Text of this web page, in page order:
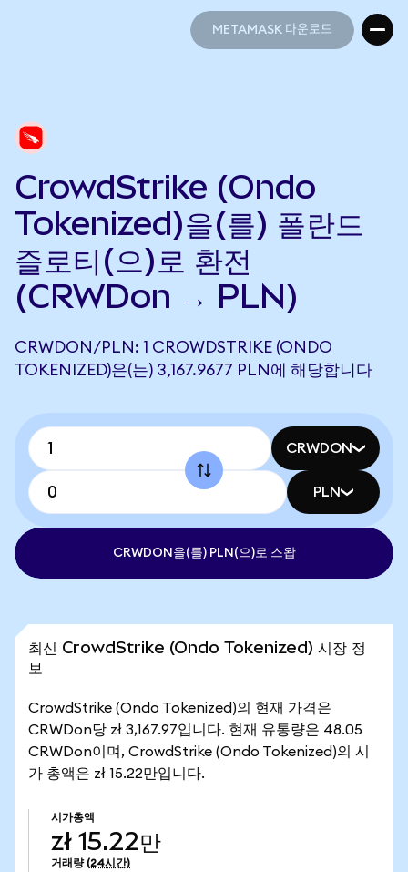
METAMASK 다운로드
CrowdStrike (Ondo
Tokenized)을(를) 폴란드
즐로티(으)로 환전
(CRWDon → PLN)
CRWDON/PLN: 1 CROWDSTRIKE (ONDO
TOKENIZED)은(는) 3,167.9677 PLN에 해당합니다
CRWDON
PLN
CRWDON을(를) PLN(으)로 스왑
최신 CrowdStrike (Ondo Tokenized) 시장 정
보
CrowdStrike (Ondo Tokenized)의 현재 가격은
CRWDon당 zł 3,167.97입니다. 현재 유통량은 48.05
CRWDon이며, CrowdStrike (Ondo Tokenized)의 시
가 총액은 zł 15.22만입니다.
시가총액
zł 15.22만
거래량 (24시간)